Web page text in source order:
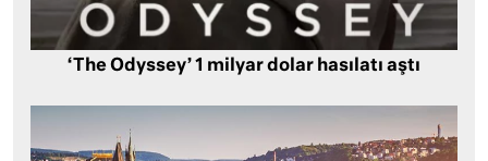
‘The Odyssey’ 1 milyar dolar hasılatı aştı